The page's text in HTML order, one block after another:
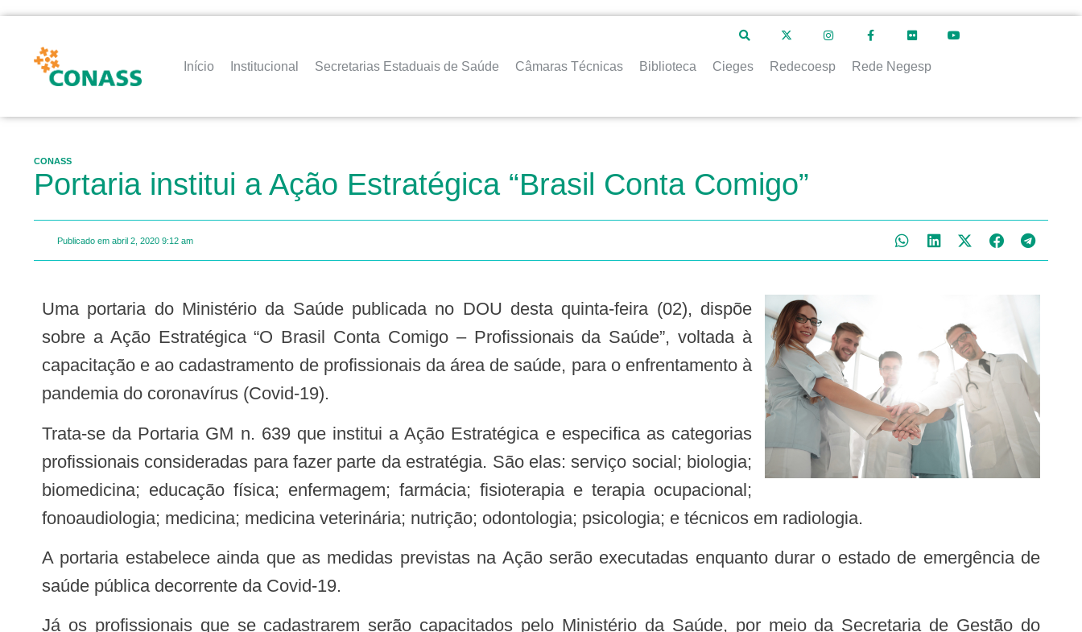
Início Institucional Secretarias Estaduais de Saúde Câmaras Técnicas Biblioteca Cieges Redecoesp Rede Negesp
CONASS
Portaria institui a Ação Estratégica “Brasil Conta Comigo”
Publicado em abril 2, 2020 9:12 am
Uma portaria do Ministério da Saúde publicada no DOU desta quinta-feira (02), dispõe
sobre a Ação Estratégica “O Brasil Conta Comigo – Profissionais da Saúde”, voltada à
capacitação e ao cadastramento de profissionais da área de saúde, para o enfrentamento à
pandemia do coronavírus (Covid-19).
Trata-se da Portaria GM n. 639 que institui a Ação Estratégica e especifica as categorias
profissionais consideradas para fazer parte da estratégia. São elas: serviço social; biologia;
biomedicina; educação física; enfermagem; farmácia; fisioterapia e terapia ocupacional;
fonoaudiologia; medicina; medicina veterinária; nutrição; odontologia; psicologia; e técnicos em radiologia.
A portaria estabelece ainda que as medidas previstas na Ação serão executadas enquanto durar o estado de emergência de
saúde pública decorrente da Covid-19.
Já os profissionais que se cadastrarem serão capacitados pelo Ministério da Saúde, por meio da Secretaria de Gestão do